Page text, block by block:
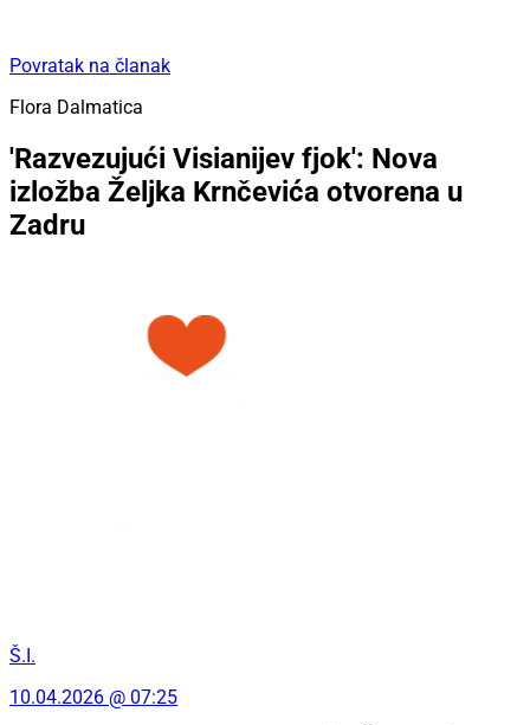
Povratak na članak
Flora Dalmatica
'Razvezujući Visianijev fjok': Nova
izložba Željka Krnčevića otvorena u
Zadru
Š.I.
10.04.2026 @ 07:25